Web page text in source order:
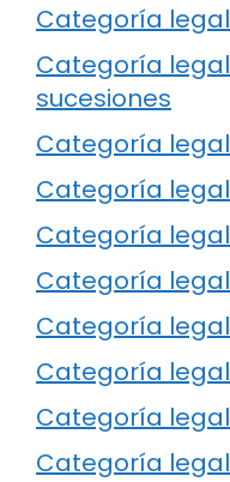
Categoría
Categoría
sucesiones
Categoría
Categoría
Categoría
Categoría
Categoría
Categoría
Categoría
Categoría